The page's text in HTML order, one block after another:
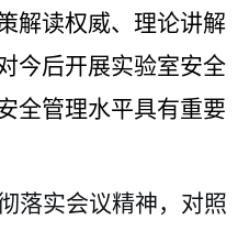
解读权威、理论讲解
今后开展实验室安全
全管理水平具有重要
落实会议精神，对照